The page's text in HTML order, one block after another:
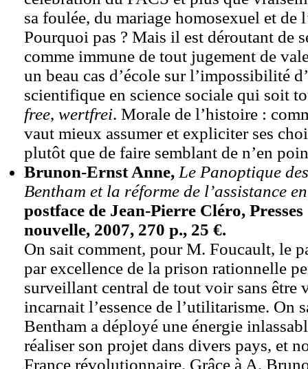
sa foulée, du mariage homosexuel et de
Pourquoi pas ? Mais il est déroutant de
comme immune de tout jugement de
un beau cas d’école sur l’impossibilité
scientifique en science sociale qui soit
free, wertfrei. Morale de l’histoire :
vaut mieux assumer et expliciter ses
plutôt que de faire semblant de n’en
Brunon-Ernst Anne, Le Panoptique
Bentham et la réforme de l’assistance
postface de Jean-Pierre Cléro,
nouvelle, 2007, 270 p., 25 €.
On sait comment, pour M. Foucault, le
par excellence de la prison rationnelle
surveillant central de tout voir sans être
incarnait l’essence de l’utilitarisme. On
Bentham a déployé une énergie
réaliser son projet dans divers pays, et
France révolutionnaire. Grâce à A.